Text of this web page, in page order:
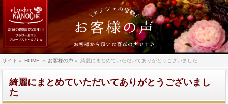
サイト » HOME » お客様の声 » 綺麗にまとめていただいてありがとうございました
綺麗にまとめていただいてありがとうございまし
た